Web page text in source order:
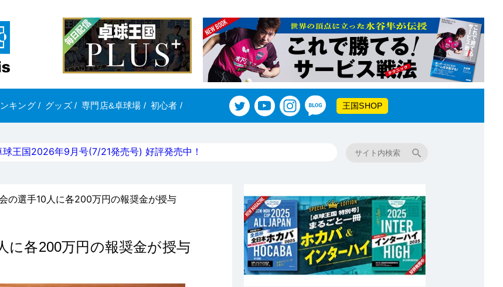
キング/ グッズ/ 専門店&卓球場 / 初心者 / 王国SHOP
球王国2026年9月号(7/21発売号) 好評発売中！
の選手10人に各200万円の報奨金が授与
に各200万円の報奨金が授与